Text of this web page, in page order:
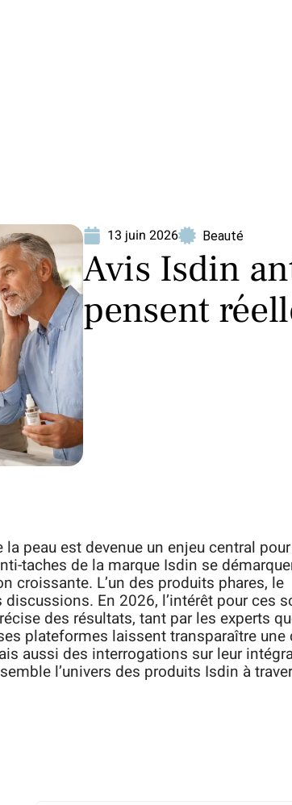
13 juin 2026 Beauté
Avis Isdin
pensent
peau est devenue un enjeu central
taches de la marque Isdin se
croissante. L’un des produits phares, le
En 2026, l’intérêt pour ces
des résultats, tant par les experts
plateformes laissent transparaître une
aussi des interrogations sur leur
l’univers des produits Isdin à